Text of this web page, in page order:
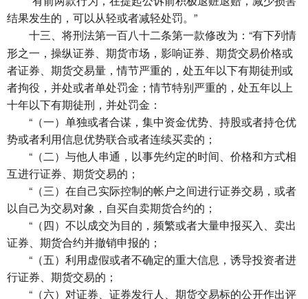
结果发生的，可以从轻或者减轻处罚。”
十三、 将刑法第一百八十二条第一款修改为：“有下列情
形之一，操纵证券、期货市场，影响证券、期货交易价格或
者证券、期货交易量，情节严重的，处五年以下有期徒刑或
者拘役，并处或者单处罚金；情节特别严重的，处五年以上
十年以下有期徒刑，并处罚金：
“（一）单独或者合谋，集中资金优势、持股或者持仓优
势或者利用信息优势联合或者连续买卖的；
“（二）与他人串通，以事先约定的时间、价格和方式相
互进行证券、期货交易的；
“（三）在自己实际控制的帐户之间进行证券交易，或者
以自己为交易对象，自买自卖期货合约的；
“（四）不以成交为目的，频繁或者大量申报买入、卖出
证券、期货合约并撤销申报的；
“（五）利用虚假或者不确定的重大信息，诱导投资者进
行证券、期货交易的；
“（六）对证券、证券发行人、期货交易标的公开作出评